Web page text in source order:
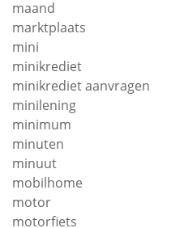
maand
marktplaats
mini
minikrediet
minikrediet aanvragen
minilening
minimum
minuten
minuut
mobilhome
motor
motorfiets